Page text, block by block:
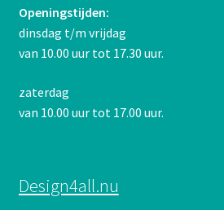
Openingstijden:
dinsdag t/m vrijdag
van 10.00 uur tot 17.30 uur.
zaterdag
van 10.00 uur tot 17.00 uur.
Design4all.nu